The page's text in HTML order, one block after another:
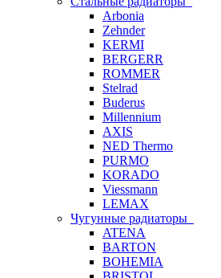
Arbonia
Zehnder
KERMI
BERGERR
ROMMER
Stelrad
Buderus
Millennium
AXIS
NED Thermo
PURMO
KORADO
Viessmann
LEMAX
Чугунные радиаторы
ATENA
BARTON
BOHEMIA